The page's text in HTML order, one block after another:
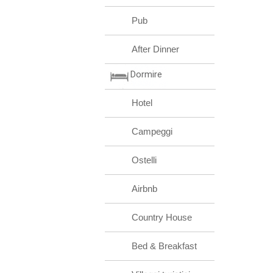
Pub
After Dinner
Dormire
Hotel
Campeggi
Ostelli
Airbnb
Country House
Bed & Breakfast